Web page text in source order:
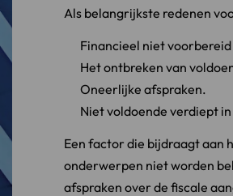
Als belangrijkste redenen
Financieel niet
Het ontbreken van
Oneerlijke afspraken.
Niet voldoende verdiept
Een factor die bijdraagt aan
onderwerpen niet worden
afspraken over de fiscale